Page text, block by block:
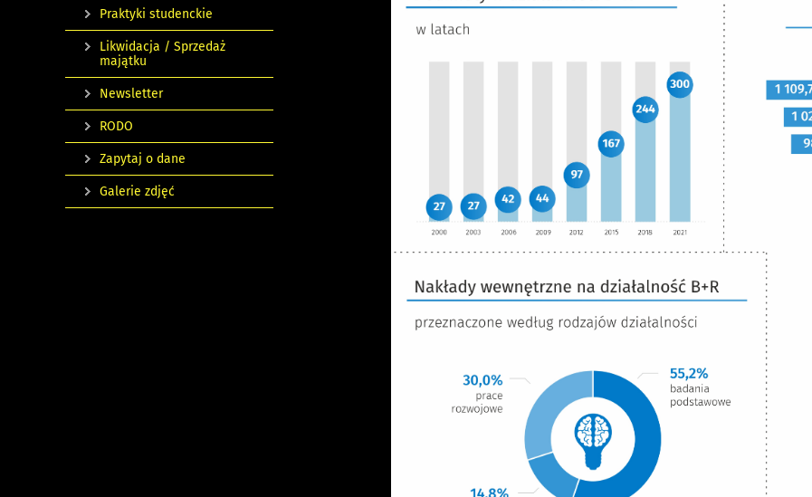
Praktyki studenckie
Likwidacja / Sprzedaż
majątku
Newsletter
RODO
Zapytaj o dane
Galerie zdjęć